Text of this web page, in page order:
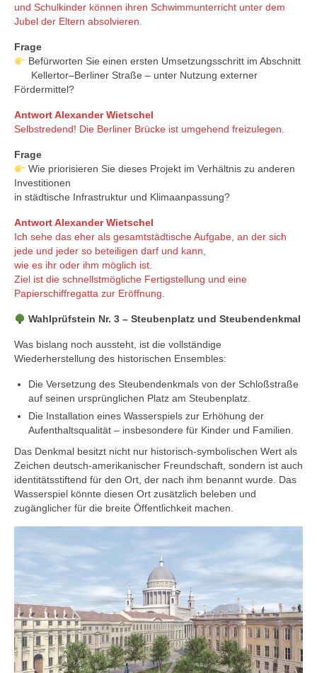
und Schulkinder können ihren Schwimmunterricht unter dem
Jubel der Eltern absolvieren.
Frage
Befürworten Sie einen ersten Umsetzungsschritt im Abschnitt
Kellertor–Berliner Straße – unter Nutzung externer
Fördermittel?
Antwort Alexander Wietschel
Selbstredend! Die Berliner Brücke ist umgehend freizulegen.
Frage
Wie priorisieren Sie dieses Projekt im Verhältnis zu anderen
Investitionen
in städtische Infrastruktur und Klimaanpassung?
Antwort Alexander Wietschel
Ich sehe das eher als gesamtstädtische Aufgabe, an der sich
jede und jeder so beteiligen darf und kann,
wie es ihr oder ihm möglich ist.
Ziel ist die schnellstmögliche Fertigstellung und eine
Papierschiffregatta zur Eröffnung.
Wahlprüfstein Nr. 3 – Steubenplatz und Steubendenkmal
Was bislang noch aussteht, ist die vollständige
Wiederherstellung des historischen Ensembles:
Die Versetzung des Steubendenkmals von der Schloßstraße
auf seinen ursprünglichen Platz am Steubenplatz.
Die Installation eines Wasserspiels zur Erhöhung der
Aufenthaltsqualität – insbesondere für Kinder und Familien.
Das Denkmal besitzt nicht nur historisch-symbolischen Wert als
Zeichen deutsch-amerikanischer Freundschaft, sondern ist auch
identitätsstiftend für den Ort, der nach ihm benannt wurde. Das
Wasserspiel könnte diesen Ort zusätzlich beleben und
zugänglicher für die breite Öffentlichkeit machen.